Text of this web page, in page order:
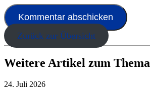
Zurück zur Übersicht
Weitere Artikel zum Thema
24. Juli 2026